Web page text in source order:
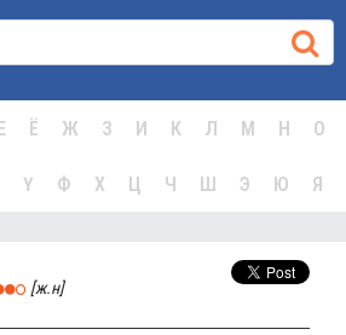
Е Ё Ж З И К Л М Н О
Ү Ф Х Ц Ч Ш Э Ю Я
[ж.н]